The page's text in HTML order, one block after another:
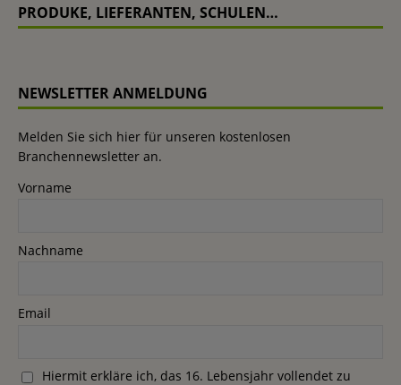
PRODUKE, LIEFERANTEN, SCHULEN…
NEWSLETTER ANMELDUNG
Melden Sie sich hier für unseren kostenlosen
Branchennewsletter an.
Vorname
Nachname
Email
Hiermit erkläre ich, das 16. Lebensjahr vollendet zu